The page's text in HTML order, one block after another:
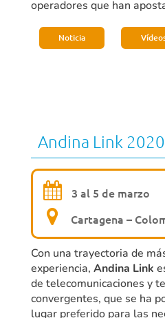
operadores que han
Noticia
Andina Link 2020
3 al 5 de marzo
Cartagena –
Con una trayectoria de
experiencia, Andina Link
de telecomunicaciones y
convergentes, que se ha
lugar preferido para las